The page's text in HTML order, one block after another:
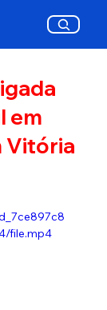
em
Vitória
file.mp4